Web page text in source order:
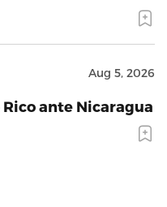
Aug 5, 2026
ante Nicaragua